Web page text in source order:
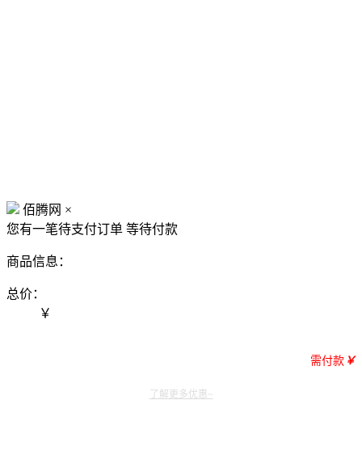
佰腾网 ×
您有一笔待支付订单 等待付款
商品信息：
总价：
￥
需付款 ￥
了解更多优惠~